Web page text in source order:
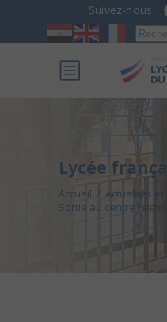
Suivez-nous
Lycée
Accueil / Actualités et
Sortie au centre